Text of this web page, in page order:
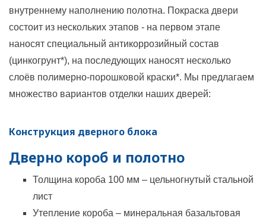
внутреннему наполнению полотна. Покраска двери
состоит из нескольких этапов - на первом этапе
наносят специальный антикоррозийный состав
(цинкогрунт*), на последующих наносят несколько
слоёв полимерно-порошковой краски*. Мы предлагаем
множество вариантов отделки наших дверей:
Конструкция дверного блока
Дверно короб и полотно
Толщина короба 100 мм – цельногнутый стальной
лист
Утепление короба – минеральная базальтовая